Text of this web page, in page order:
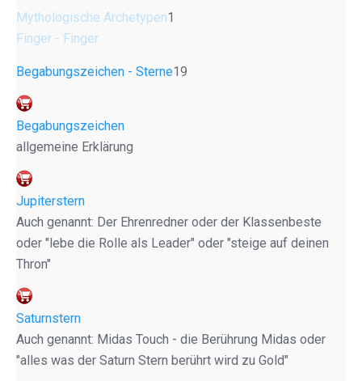
Mythologische Archetypen1
Finger - Finger
Begabungszeichen - Sterne19
Begabungszeichen
allgemeine Erklärung
Jupiterstern
Auch genannt: Der Ehrenredner oder der Klassenbeste
oder "lebe die Rolle als Leader" oder "steige auf deinen
Thron"
Saturnstern
Auch genannt: Midas Touch - die Berührung Midas oder
"alles was der Saturn Stern berührt wird zu Gold"